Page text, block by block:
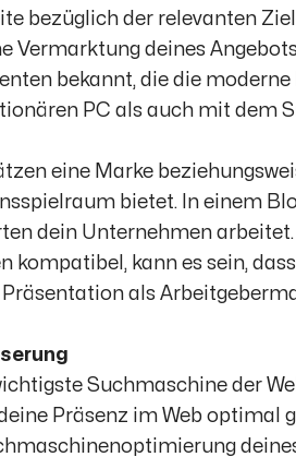
bezüglich der relevanten
Vermarktung deines
bekannt, die die
PC als auch mit dem
eine Marke
bietet. In einem
dein Unternehmen
kompatibel, kann es sein,
als
Suchmaschine der
Präsenz im Web